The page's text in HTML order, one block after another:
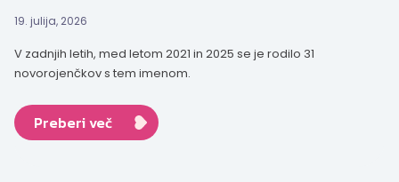
19. julija, 2026
V zadnjih letih, med letom 2021 in 2025 se je rodilo 31
novorojenčkov s tem imenom.
Preberi več